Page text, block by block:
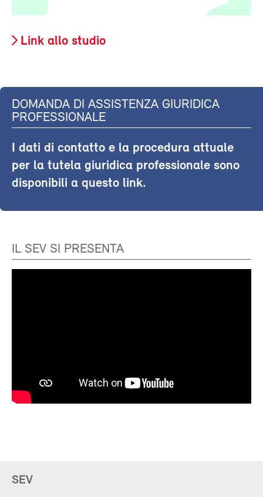
Link allo studio
DOMANDA DI ASSISTENZA GIURIDICA
PROFESSIONALE
I dati di contatto e la procedura attuale
per la tutela giuridica professionale sono
disponibili a questo link.
IL SEV SI PRESENTA
SEV